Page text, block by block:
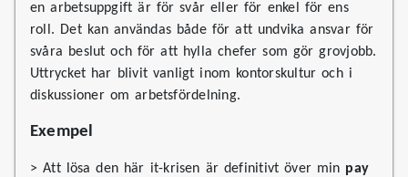
en arbetsuppgift är för svår eller för enkel för ens
roll. Det kan användas både för att undvika ansvar för
svåra beslut och för att hylla chefer som gör grovjobb.
Uttrycket har blivit vanligt inom kontorskultur och i
diskussioner om arbetsfördelning.
Exempel
> Att lösa den här it-krisen är definitivt över min pay